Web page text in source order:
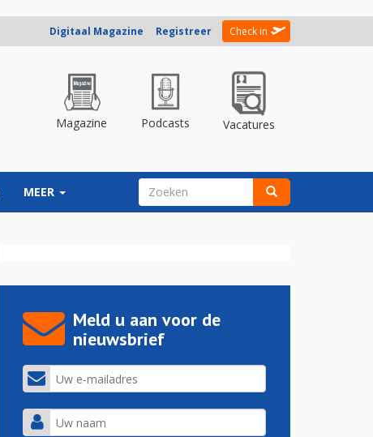
Digitaal Magazine Registreer Check in
Magazine Podcasts Vacatures
MEER ZOEKVELD
Meld u aan voor de
nieuwsbrief